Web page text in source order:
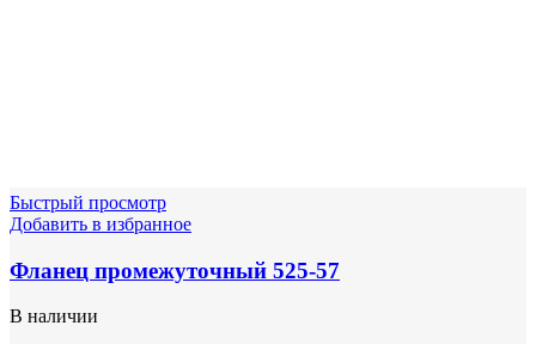
Быстрый просмотр
Добавить в избранное
Фланец промежуточный 525-57
В наличии